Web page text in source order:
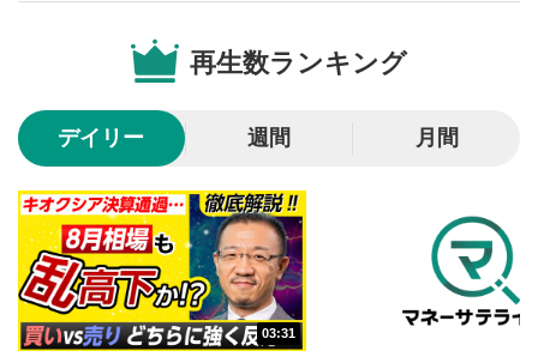
再生位置を示しています。再生したい位置をクリック
するとその位置から動画が再生されます。
画質/再生速度の設定
画質の選択/再生速度の変更ができます。
7
音量調整
スライダーを上下すると音量が調整できます。
8
全画面表示
動画が全画面で表示されます。再度クリックすると元
のサイズに戻ります。
再生数ランキング
デイリー 週間 月間
03:31